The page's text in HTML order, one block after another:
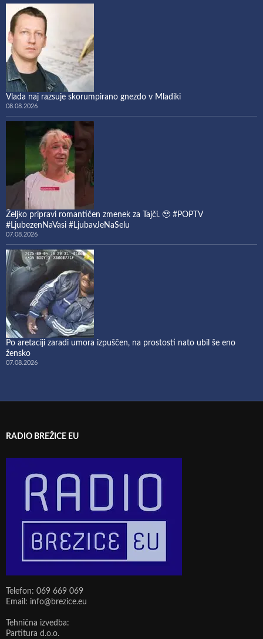
Vlada naj razsuje skorumpirano gnezdo v Mladiki
08.08.2026
Željko pripravi romantičen zmenek za Tajči. 🥹 #POPTV
#LjubezenNaVasi #LjubavJeNaSelu
07.08.2026
Po aretaciji zaradi umora izpuščen, na prostosti nato ubil še eno
žensko
07.08.2026
RADIO BREŽICE EU
Telefon: 069 669 069
Email: info@brezice.eu
Tehnična izvedba:
Partitura d.o.o.